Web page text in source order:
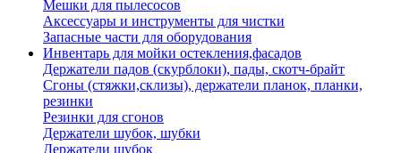
Мешки для пылесосов
Аксессуары и инструменты для чистки
Запасные части для оборудования
Инвентарь для мойки остекления,фасадов
Держатели падов (скурблоки), пады, скотч-брайт
Сгоны (стяжки,склизы), держатели планок, планки,
резинки
Резинки для сгонов
Держатели шубок, шубки
Держатели шубок